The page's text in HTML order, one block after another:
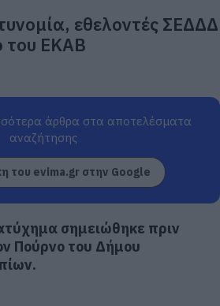
εθελοντές ΣΕΔΔΔ
του ΕΚΑΒ
άρθρα στα αποτελέσματα
αναζήτησης
του evima.gr στην Google
σημειώθηκε πριν
Πούρνο του Δήμου